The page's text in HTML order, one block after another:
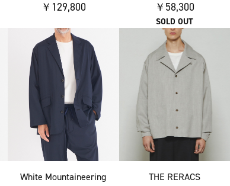
￥129,800 ￥58,300
SOLD OUT
White Mountaineering THE RERACS